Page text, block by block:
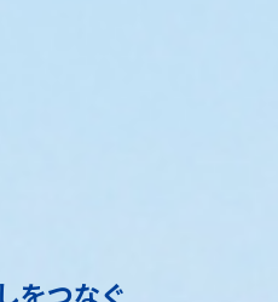
をつなぐ